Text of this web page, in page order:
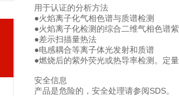
用于认证的分析方法
●火焰离子化气相色谱与质谱检测
●火焰离子化检测的综合二维气相色谱
●差示扫描量热法
●电感耦合等离子体光发射和质谱
●燃烧后的紫外荧光或热导率检测。定
安全信息
产品是危险的，安全处理请参阅SDS。